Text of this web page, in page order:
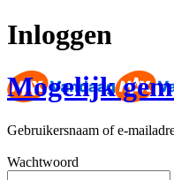
Inloggen
Mogelijk
Gebruikersnaam of e-
Wachtwoord